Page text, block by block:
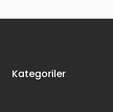
Kategoriler